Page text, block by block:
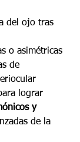
del ojo tras
o asimétricas
de
lograr
y
de la